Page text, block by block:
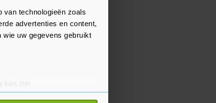
van technologieën zoals
advertenties en content,
wie uw gegevens gebruikt
kan zijn